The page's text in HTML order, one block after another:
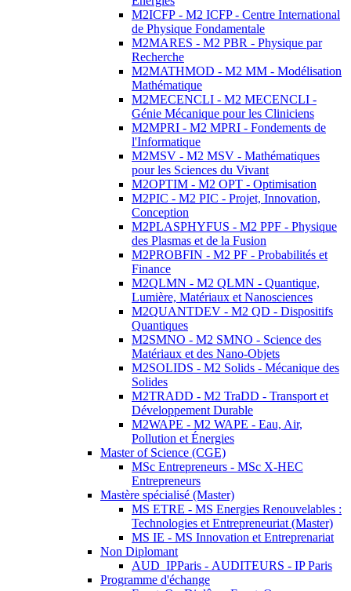
M2ICFP - M2 ICFP - Centre International
de Physique Fondamentale
M2MARES - M2 PBR - Physique par
Recherche
M2MATHMOD - M2 MM - Modélisation
Mathématique
M2MECENCLI - M2 MECENCLI -
Génie Mécanique pour les Cliniciens
M2MPRI - M2 MPRI - Fondements de
l'Informatique
M2MSV - M2 MSV - Mathématiques
pour les Sciences du Vivant
M2OPTIM - M2 OPT - Optimisation
M2PIC - M2 PIC - Projet, Innovation,
Conception
M2PLASPHYFUS - M2 PPF - Physique
des Plasmas et de la Fusion
M2PROBFIN - M2 PF - Probabilités et
Finance
M2QLMN - M2 QLMN - Quantique,
Lumière, Matériaux et Nanosciences
M2QUANTDEV - M2 QD - Dispositifs
Quantiques
M2SMNO - M2 SMNO - Science des
Matériaux et des Nano-Objets
M2SOLIDS - M2 Solids - Mécanique des
Solides
M2TRADD - M2 TraDD - Transport et
Développement Durable
M2WAPE - M2 WAPE - Eau, Air,
Pollution et Énergies
Master of Science (CGE)
MSc Entrepreneurs - MSc X-HEC
Entrepreneurs
Mastère spécialisé (Master)
MS ETRE - MS Energies Renouvelables :
Technologies et Entrepreneuriat (Master)
MS IE - MS Innovation et Entreprenariat
Non Diplomant
AUD_IPParis - AUDITEURS - IP Paris
Programme d'échange